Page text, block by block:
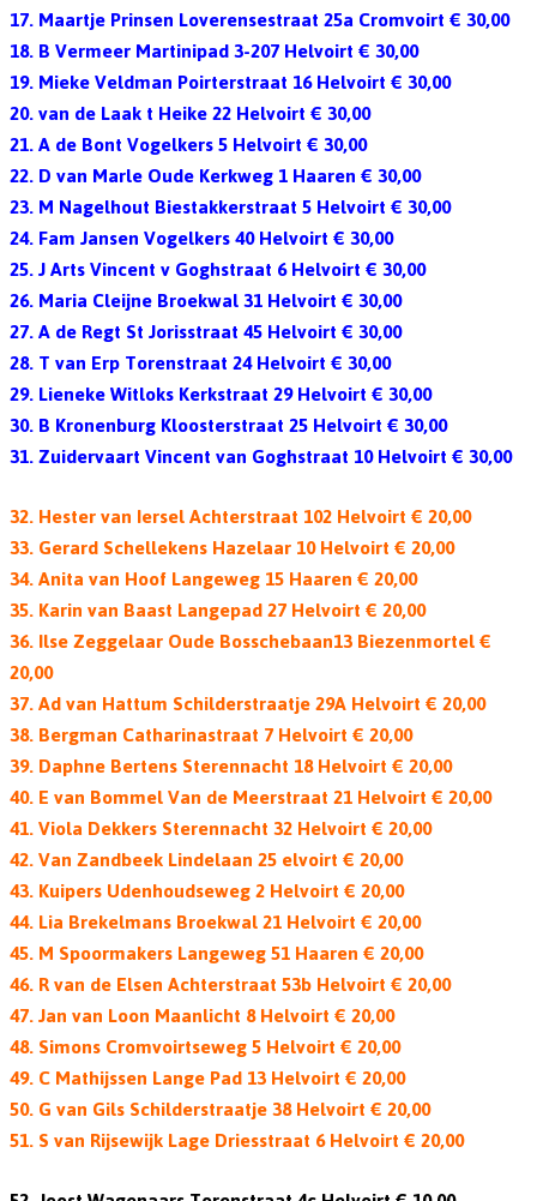
17. Maartje Prinsen Loverensestraat 25a Cromvoirt € 30,00
18. B Vermeer Martinipad 3-207 Helvoirt € 30,00
19. Mieke Veldman Poirterstraat 16 Helvoirt € 30,00
20. van de Laak t Heike 22 Helvoirt € 30,00
21. A de Bont Vogelkers 5 Helvoirt € 30,00
22. D van Marle Oude Kerkweg 1 Haaren € 30,00
23. M Nagelhout Biestakkerstraat 5 Helvoirt € 30,00
24. Fam Jansen Vogelkers 40 Helvoirt € 30,00
25. J Arts Vincent v Goghstraat 6 Helvoirt € 30,00
26. Maria Cleijne Broekwal 31 Helvoirt € 30,00
27. A de Regt St Jorisstraat 45 Helvoirt € 30,00
28. T van Erp Torenstraat 24 Helvoirt € 30,00
29. Lieneke Witloks Kerkstraat 29 Helvoirt € 30,00
30. B Kronenburg Kloosterstraat 25 Helvoirt € 30,00
31. Zuidervaart Vincent van Goghstraat 10 Helvoirt € 30,00
32. Hester van Iersel Achterstraat 102 Helvoirt € 20,00
33. Gerard Schellekens Hazelaar 10 Helvoirt € 20,00
34. Anita van Hoof Langeweg 15 Haaren € 20,00
35. Karin van Baast Langepad 27 Helvoirt € 20,00
36. Ilse Zeggelaar Oude Bosschebaan13 Biezenmortel €
20,00
37. Ad van Hattum Schilderstraatje 29A Helvoirt € 20,00
38. Bergman Catharinastraat 7 Helvoirt € 20,00
39. Daphne Bertens Sterennacht 18 Helvoirt € 20,00
40. E van Bommel Van de Meerstraat 21 Helvoirt € 20,00
41. Viola Dekkers Sterennacht 32 Helvoirt € 20,00
42. Van Zandbeek Lindelaan 25 elvoirt € 20,00
43. Kuipers Udenhoudseweg 2 Helvoirt € 20,00
44. Lia Brekelmans Broekwal 21 Helvoirt € 20,00
45. M Spoormakers Langeweg 51 Haaren € 20,00
46. R van de Elsen Achterstraat 53b Helvoirt € 20,00
47. Jan van Loon Maanlicht 8 Helvoirt € 20,00
48. Simons Cromvoirtseweg 5 Helvoirt € 20,00
49. C Mathijssen Lange Pad 13 Helvoirt € 20,00
50. G van Gils Schilderstraatje 38 Helvoirt € 20,00
51. S van Rijsewijk Lage Driesstraat 6 Helvoirt € 20,00